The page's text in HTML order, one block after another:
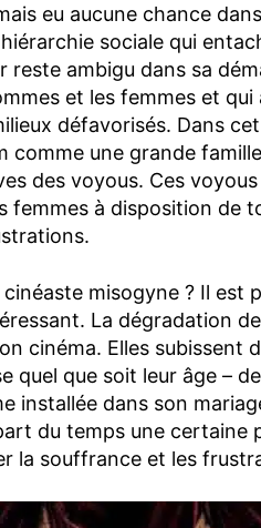
eu aucune chance
sociale qui
reste ambigu dans sa
et les femmes et
défavorisés. Dans
comme une grande
des voyous. Ces
femmes à disposition de
misogyne ? Il est
La dégradation
cinéma. Elles subissent
quel que soit leur âge –
installée dans son
du temps une
la souffrance et les